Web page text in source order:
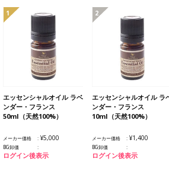
1
エッセンシャルオイル ラベ
ンダー・フランス
50ml（天然100%）
メーカー価格 ¥5,000
BG卸価
ログイン後表示
2
エッセンシャルオイル ラ
ンダー・フランス
10ml（天然100%）
メーカー価格 ¥1,400
BG卸価
ログイン後表示